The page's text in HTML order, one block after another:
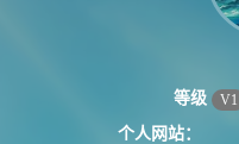
等级 V1
个人网站：